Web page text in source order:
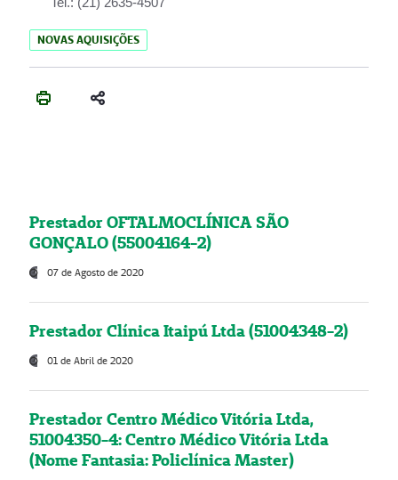
Tel.: (21) 2635-4507
NOVAS AQUISIÇÕES
Prestador OFTALMOCLÍNICA SÃO
GONÇALO (55004164-2)
07 de Agosto de 2020
Prestador Clínica Itaipú Ltda (51004348-2)
01 de Abril de 2020
Prestador Centro Médico Vitória Ltda,
51004350-4: Centro Médico Vitória Ltda
(Nome Fantasia: Policlínica Master)